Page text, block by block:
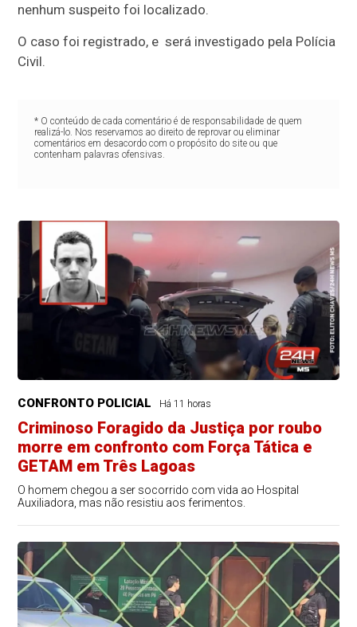
nenhum suspeito foi localizado.
O caso foi registrado, e será investigado pela Polícia
Civil.
* O conteúdo de cada comentário é de responsabilidade de quem
realizá-lo. Nos reservamos ao direito de reprovar ou eliminar
comentários em desacordo com o propósito do site ou que
contenham palavras ofensivas.
CONFRONTO POLICIAL Há 11 horas
Criminoso Foragido da Justiça por roubo
morre em confronto com Força Tática e
GETAM em Três Lagoas
O homem chegou a ser socorrido com vida ao Hospital
Auxiliadora, mas não resistiu aos ferimentos.